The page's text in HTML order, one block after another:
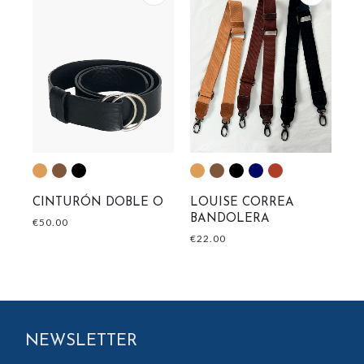
CINTURÓN DOBLE O
€50.00
LOUISE CORREA
BANDOLERA
€22.00
NEWSLETTER